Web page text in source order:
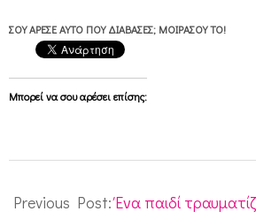
ΣΟΥ ΆΡΕΣΕ ΑΥΤΌ ΠΟΥ ΔΙΆΒΑΣΕΣ; ΜΟΙΡΆΣΟΥ ΤΟ!
Μπορεί να σου αρέσει επίσης:
07-
Previous Post:Ένα παιδί